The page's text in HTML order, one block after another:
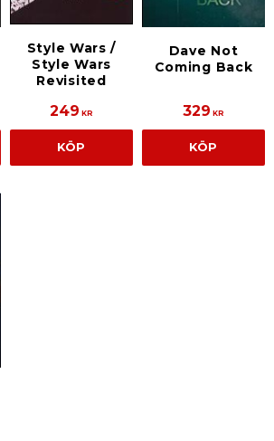
Style Wars /
Style Wars
Revisited
249 KR
KÖP
Dave Not
Coming Back
329 KR
KÖP